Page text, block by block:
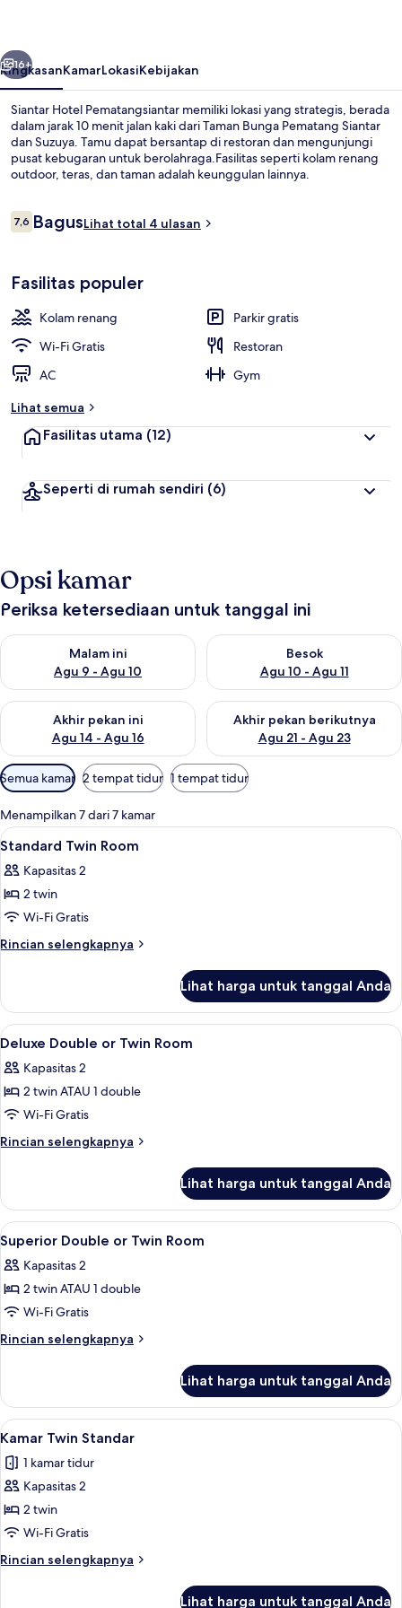
Berikutnya
16+
RingkasanKamarLokasiKebijakan
Siantar Hotel Pematangsiantar memiliki lokasi yang strategis, berada
dalam jarak 10 menit jalan kaki dari Taman Bunga Pematang Siantar
dan Suzuya. Tamu dapat bersantap di restoran dan mengunjungi
pusat kebugaran untuk berolahraga.Fasilitas seperti kolam renang
outdoor, teras, dan taman adalah keunggulan lainnya.
Ulasan
7,67,6 dari 10
BagusLihat total 4 ulasan
Fasilitas populer
Kolam renang
Parkir gratis
Wi-Fi Gratis
Restoran
AC
Gym
Lihat semua
Fasilitas utama (12)
Seperti di rumah sendiri (6)
Opsi kamar
Periksa ketersediaan untuk tanggal ini
Malam ini
Agu 9 - Agu 10
Periksa ketersediaan untuk malam ini Agu 9 - Agu 10
Besok
Agu 10 - Agu 11
Periksa ketersediaan untuk
Akhir pekan ini
Agu 14 - Agu 16
Periksa ketersediaan untuk akhir pekan ini Agu 14 - Agu 16
Akhir pekan berikutnya
Agu 21 - Agu 23
Periksa ketersediaan untuk
Filter
tersedia
untuk
kamar
Semua kamar 2 tempat tidur 1 tempat tidur
Menampilkan 7 dari 7 kamar
Lihat
semua
foto
untuk
Standard
Twin
5
Standard Twin Room
Kapasitas 2
2 twin
Wi-Fi Gratis
Rincian selengkapnya
Rincian
Standard
Twin
Room
Lihat harga untuk tanggal Anda
Lihat
semua
foto
untuk
Deluxe
Double
Room
4
Deluxe Double or Twin Room
Kapasitas 2
2 twin ATAU 1 double
Wi-Fi Gratis
Rincian selengkapnya
Rincian
Deluxe
Double
or
Twin
Room
Lihat harga untuk tanggal Anda
Lihat
semua
foto
untuk
Superior
Double
Room
4
Superior Double or Twin Room
Kapasitas 2
2 twin ATAU 1 double
Wi-Fi Gratis
Rincian selengkapnya
Rincian
Superior
Double
or
Room
Lihat harga untuk tanggal Anda
Lihat
semua
foto
untuk
Kamar
Twin
Standar
5
Kamar Twin Standar
1 kamar tidur
Kapasitas 2
2 twin
Wi-Fi Gratis
Rincian selengkapnya
Rincian
Lihat harga untuk tanggal Anda